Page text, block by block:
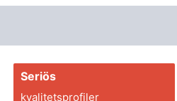
Seriös
kvalitetsprofiler